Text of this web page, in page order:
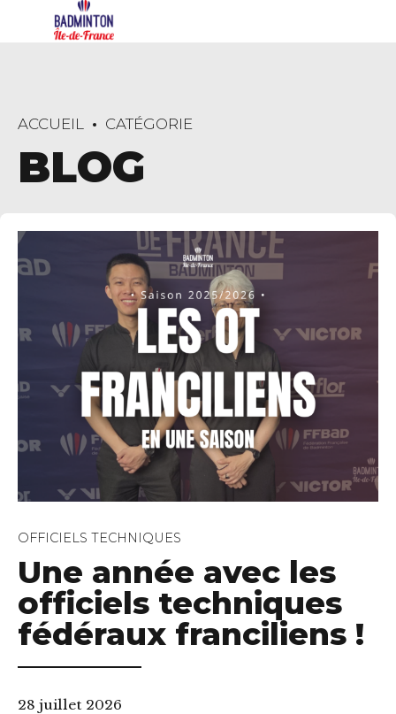
ACCUEIL CATÉGORIE
BLOG
OFFICIELS TECHNIQUES
Une année avec les
officiels techniques
fédéraux franciliens !
28 juillet 2026